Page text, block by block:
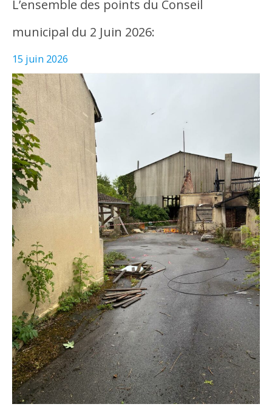
L’ensemble des points du Conseil
municipal du 2 Juin 2026:
15 juin 2026